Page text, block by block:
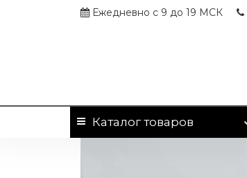
Ежедневно с 9 до 19 МСК
Каталогтоваров